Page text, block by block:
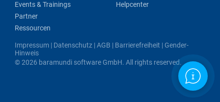
Events & Trainings
Partner
Ressourcen
Helpcenter
Impressum | Datenschutz |AGB | Barrierefreiheit | Gender-
Hinweis
© 2026 baramundi software GmbH. All rights reserved.